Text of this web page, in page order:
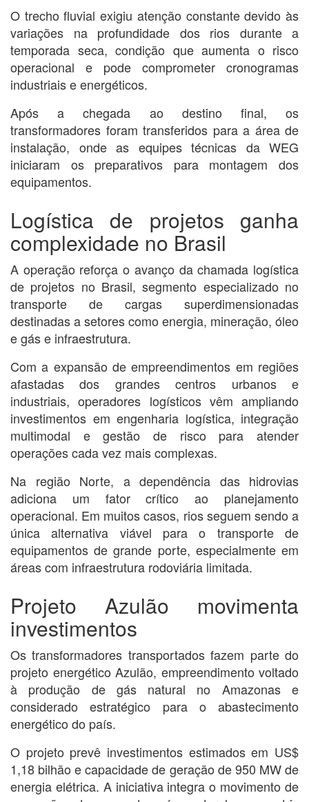
O trecho fluvial exigiu atenção constante devido às
variações na profundidade dos rios durante a
temporada seca, condição que aumenta o risco
operacional e pode comprometer cronogramas
industriais e energéticos.
Após a chegada ao destino final, os
transformadores foram transferidos para a área de
instalação, onde as equipes técnicas da WEG
iniciaram os preparativos para montagem dos
equipamentos.
Logística de projetos ganha
complexidade no Brasil
A operação reforça o avanço da chamada logística
de projetos no Brasil, segmento especializado no
transporte de cargas superdimensionadas
destinadas a setores como energia, mineração, óleo
e gás e infraestrutura.
Com a expansão de empreendimentos em regiões
afastadas dos grandes centros urbanos e
industriais, operadores logísticos vêm ampliando
investimentos em engenharia logística, integração
multimodal e gestão de risco para atender
operações cada vez mais complexas.
Na região Norte, a dependência das hidrovias
adiciona um fator crítico ao planejamento
operacional. Em muitos casos, rios seguem sendo a
única alternativa viável para o transporte de
equipamentos de grande porte, especialmente em
áreas com infraestrutura rodoviária limitada.
Projeto Azulão movimenta
investimentos
Os transformadores transportados fazem parte do
projeto energético Azulão, empreendimento voltado
à produção de gás natural no Amazonas e
considerado estratégico para o abastecimento
energético do país.
O projeto prevê investimentos estimados em US$
1,18 bilhão e capacidade de geração de 950 MW de
energia elétrica. A iniciativa integra o movimento de